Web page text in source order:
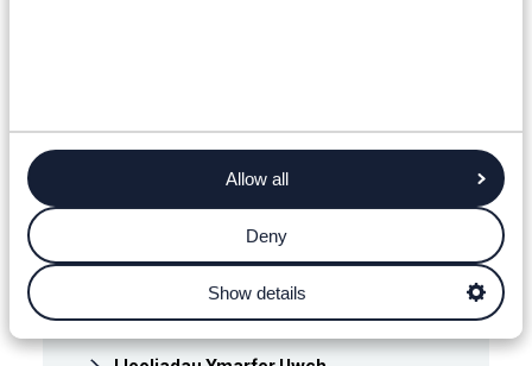
Allow all
Deny
Show details
Cefnogaeth Entrepreneuriaeth
Prentisiaethau Gradd
Cynadledda